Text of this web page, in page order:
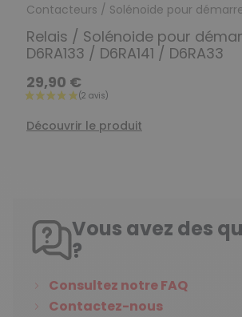
Contacteurs / Solénoide pour
Relais / Solénoide pour
D6RA133 / D6RA141 / D6RA33
29,90 €
Découvrir le produit
Vous avez des
?
Consultez notre FAQ
Contactez-nous